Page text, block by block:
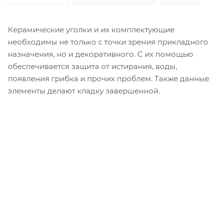
Керамические уголки и их комплектующие
необходимы не только с точки зрения прикладного
назначения, но и декоративного. С их помощью
обеспечивается защита от истирания, воды,
появления грибка и прочих проблем. Также данные
элементы делают кладку завершенной.